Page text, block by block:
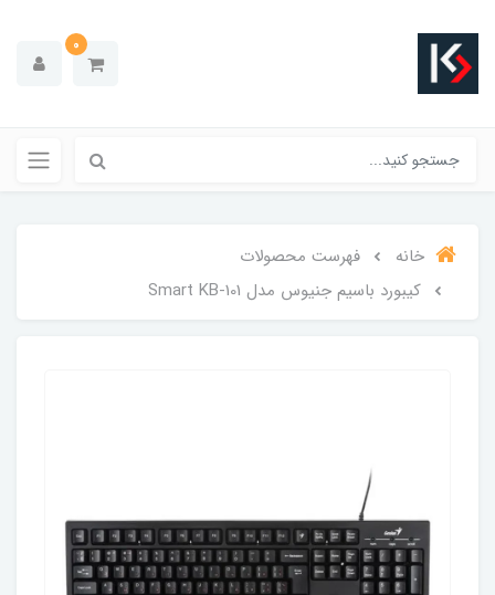
0
خانه
فهرست محصولات
کیبورد باسیم جنیوس مدل Smart KB-101